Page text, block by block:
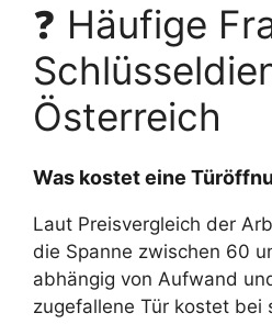
❓ Häufige
Österreich
Was kostet eine
Laut Preisvergleich der
die Spanne zwischen 60
abhängig von Aufwand
zugefallene Tür kostet bei